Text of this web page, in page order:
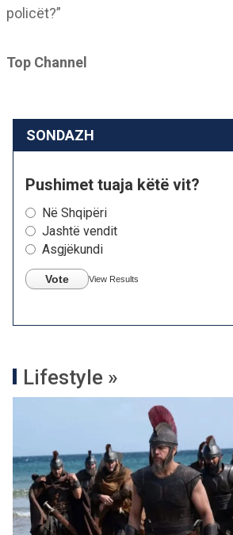
policët?”
Top Channel
SONDAZH
Pushimet tuaja këtë vit?
Në Shqipëri
Jashtë vendit
Asgjëkundi
Vote View Results
Lifestyle »